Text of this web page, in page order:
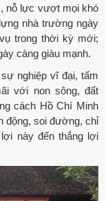
nỗ lực vượt mọi khó
nhà trường ngày
trong thời kỳ mới;
càng giàu mạnh.
nghiệp vĩ đại, tấm
với non sông, đất
cách Hồ Chí Minh
động, soi đường, chỉ
này đến thắng lợi